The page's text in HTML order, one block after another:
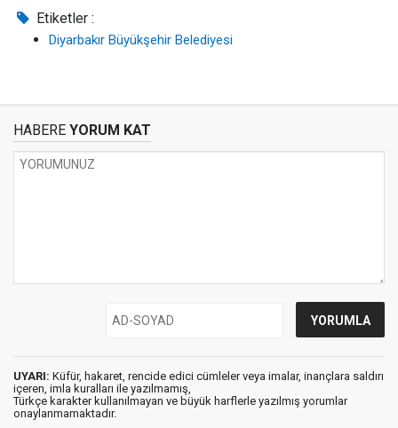
Etiketler :
Diyarbakır Büyükşehir Belediyesi
HABERE YORUM KAT
UYARI: Küfür, hakaret, rencide edici cümleler veya imalar, inançlara saldırı
içeren, imla kuralları ile yazılmamış,
Türkçe karakter kullanılmayan ve büyük harflerle yazılmış yorumlar
onaylanmamaktadır.